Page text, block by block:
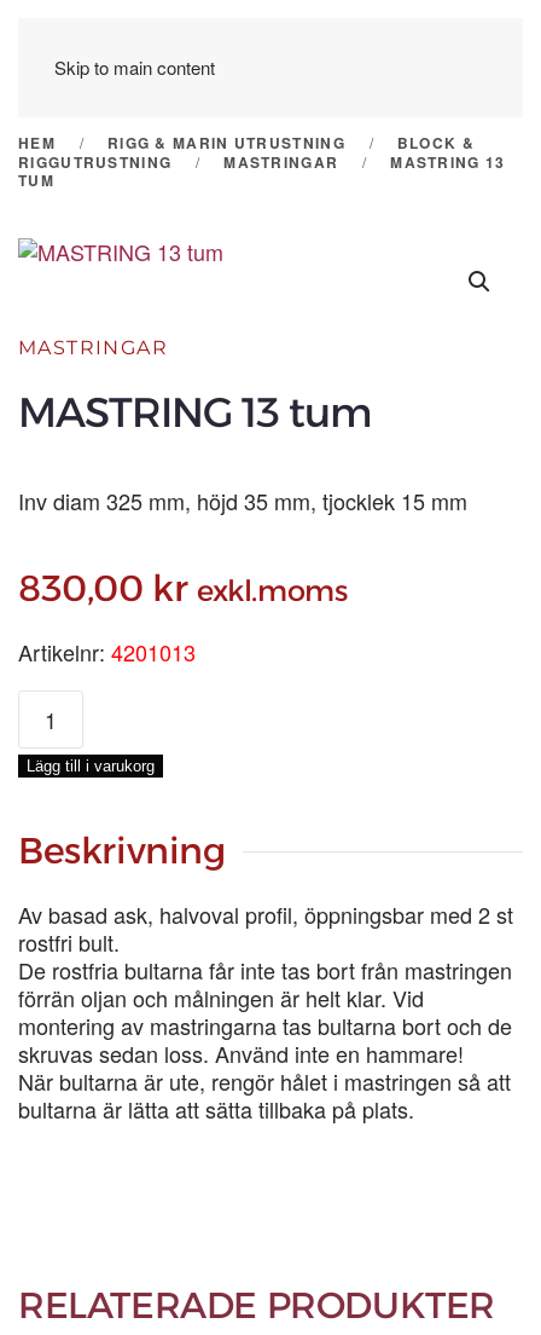
Skip to main content
HEM RIGG & MARIN UTRUSTNING
BLOCK &
RIGGUTRUSTNING
MASTRINGAR
MASTRING 13
TUM
MASTRINGAR
MASTRING 13 tum
Inv diam 325 mm, höjd 35 mm, tjocklek 15 mm
830,00 kr exkl.moms
Artikelnr: 4201013
MASTRING
tum
mängd
Lägg till i varukorg
Beskrivning
Av basad ask, halvoval profil, öppningsbar med 2 st
rostfri bult.
De rostfria bultarna får inte tas bort från mastringen
förrän oljan och målningen är helt klar. Vid
montering av mastringarna tas bultarna bort och de
skruvas sedan loss. Använd inte en hammare!
När bultarna är ute, rengör hålet i mastringen så att
bultarna är lätta att sätta tillbaka på plats.
RELATERADE PRODUKTER